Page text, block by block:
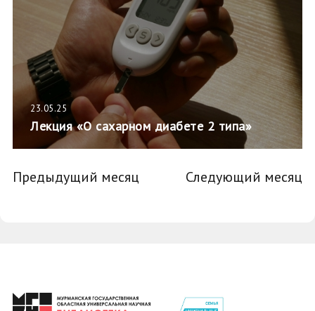
23.05.25
Лекция «О сахарном диабете 2 типа»
Предыдущий месяц Следующий месяц